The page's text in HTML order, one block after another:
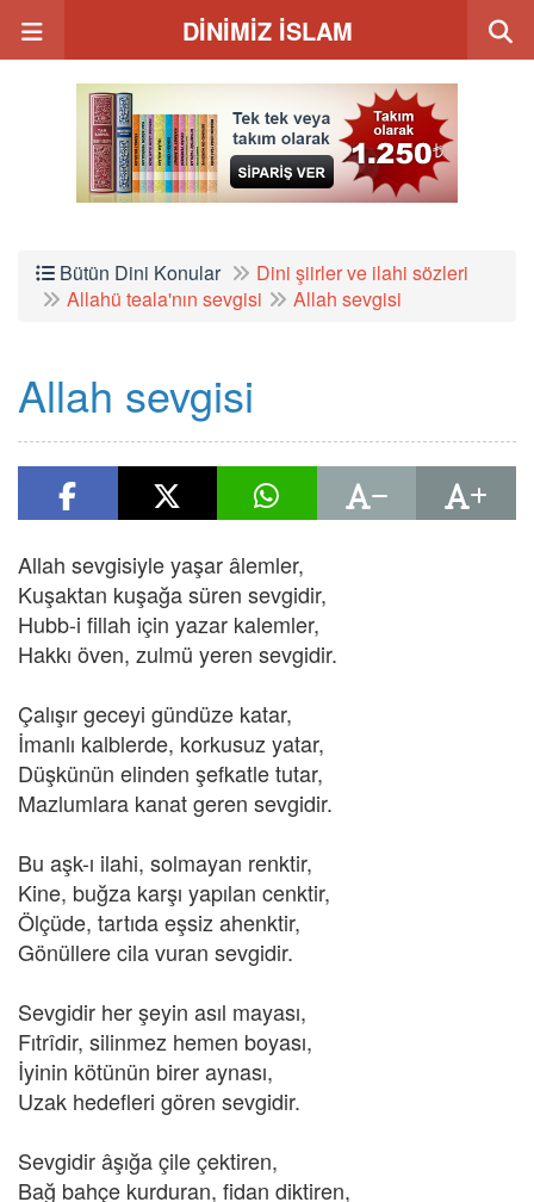
DİNİMİZ İSLAM
Bütün Dini Konular
Dini şiirler ve ilahi sözleri
Allahü teala'nın sevgisi
Allah sevgisi
Allah sevgisi
Allah sevgisiyle yaşar âlemler,
Kuşaktan kuşağa süren sevgidir,
Hubb-i fillah için yazar kalemler,
Hakkı öven, zulmü yeren sevgidir.
Çalışır geceyi gündüze katar,
İmanlı kalblerde, korkusuz yatar,
Düşkünün elinden şefkatle tutar,
Mazlumlara kanat geren sevgidir.
Bu aşk-ı ilahi, solmayan renktir,
Kine, buğza karşı yapılan cenktir,
Ölçüde, tartıda eşsiz ahenktir,
Gönüllere cila vuran sevgidir.
Sevgidir her şeyin asıl mayası,
Fıtrîdir, silinmez hemen boyası,
İyinin kötünün birer aynası,
Uzak hedefleri gören sevgidir.
Sevgidir âşığa çile çektiren,
Bağ bahçe kurduran, fidan diktiren,